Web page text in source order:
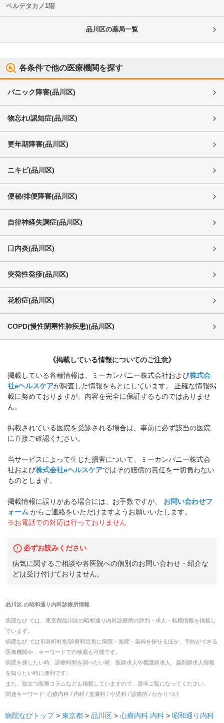
ベルデタカノ1階
品川区の薬局一覧
各条件で他の医療機関を探す
パニック障害(品川区)
物忘れ/認知症(品川区)
更年期障害(品川区)
ニキビ(品川区)
便秘/排便障害(品川区)
自律神経失調症(品川区)
口内炎(品川区)
突発性発疹(品川区)
花粉症(品川区)
COPD(慢性閉塞性肺疾患)(品川区)
《掲載している情報についてのご注意》
掲載している各種情報は、ミーカンパニー株式会社および株式会
社eヘルスケアが調査した情報をもとにしています。 正確な情報掲
載に努めておりますが、内容を完全に保証するものではありませ
ん。
掲載されている医院を受診される場合は、事前に必ず該当の医院
に直接ご確認ください。
当サービスによって生じた損害について、ミーカンパニー株式会
社および株式会社eヘルスケアではその賠償の責任を一切負わない
ものとします。
掲載情報に誤りがある場合には、お手数ですが、
お問い合わせフ
ォーム からご連絡をいただけますようお願いいたします。
※お電話での対応は行っておりません
必ずお読みください
病気に関するご相談や各医院への個別のお問い合わせ・紹介な
どは受け付けておりません。
品川区 の昭和通り内科診療所情報
病院なび では、 東京都品川区の昭和通り内科診療所の評判・求人・転職情報を掲載し
ています。
病院なび では市区町村別/診療科目別に病院・医院・薬局を探せるほか、予約ができる
医療機関や、キーワードでの検索も可能です。
病院を探したい時、診療時間を調べたい時、医師求人や看護師求人、薬剤師求人情報
を知りたい時に便利です。
また、役立つ医療コラムなども掲載していますので、是非ご覧になってください。
関連キーワード: 心療内科 / 内科 / 皮膚科 / 小児科 / 診療所 / かかりつけ
病院なびトップ > 東京都 > 品川区 > 心療内科 内科 > 昭和通り内科